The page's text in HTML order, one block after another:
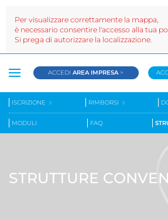
ACCEDIAREA IMPRESA >
ISCRIZIONE RIMBORSI
MODULI FAQ
STRUTTURE
Per visualizzare correttamente la mappa,
è necessario consentire l'accesso alla tua
Si prega di autorizzare la localizzazione.